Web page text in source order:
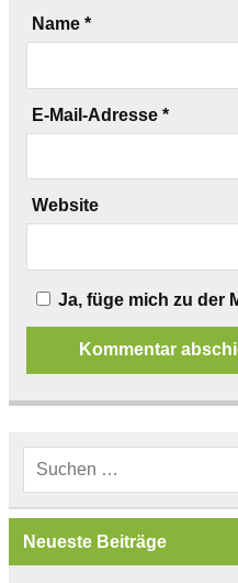
Name *
E-Mail-Adresse *
Website
Ja, füge mich zu der
Neueste Beiträge